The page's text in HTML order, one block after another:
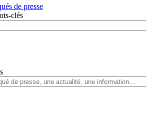
de presse
clés